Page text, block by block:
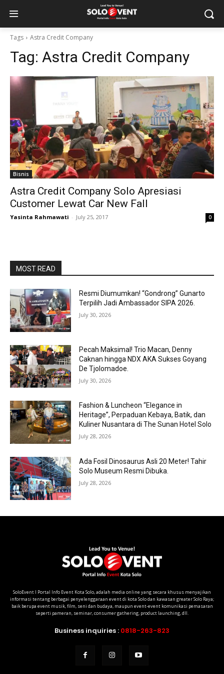
Tags Astra Credit Company
Tag: Astra Credit Company
Bisnis
Astra Credit Company Solo Apresiasi
Customer Lewat Car New Fall
Yasinta Rahmawati - July 25, 2017 0
MOST READ
Resmi Diumumkan! “Gondrong” Gunarto
Terpilih Jadi Ambassador SIPA 2026.
July 30, 2026
Pecah Maksimal! Trio Macan, Denny
Caknan hingga NDX AKA Sukses Goyang
De Tjolomadoe.
July 30, 2026
Fashion & Luncheon “Elegance in
Heritage”, Perpaduan Kebaya, Batik, dan
Kuliner Nusantara di The Sunan Hotel Solo
July 28, 2026
Ada Fosil Dinosaurus Asli 20 Meter! Tahir
Solo Museum Resmi Dibuka.
July 28, 2026
SoloEvent I Portal Info Event Kota Solo, adalah media online yang secara khusus menyajikan
informasi tentang berbagai penyelenggaraan event di kota Solo dan kawasan greater Solo Raya;
baik berupa event musik, film, seni dan budaya, maupun event-event komunikasi pemasaran
seperti pameran, seminar, consumer gathering, product launching, dll.
Business inquiries : 0818-263-823